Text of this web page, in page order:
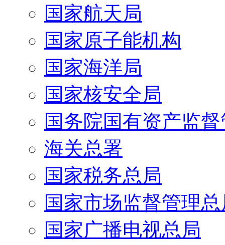
国家航天局
国家原子能机构
国家海洋局
国家核安全局
国务院国有资产监
海关总署
国家税务总局
国家市场监督管理
国家广播电视总局